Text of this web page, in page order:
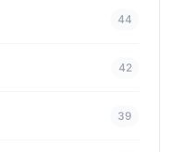
44
42
39